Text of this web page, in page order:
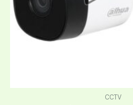
CCTV